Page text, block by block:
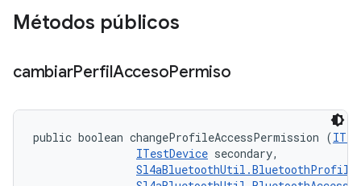
Métodos públicos
cambiarPerfilAccesoPermiso
public boolean changeProfileAccessPermission (
ITestDevice secondary,
Sl4aBluetoothUtil.BluetoothProfile